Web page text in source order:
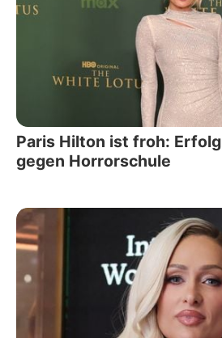
Paris Hilton ist froh:
gegen Horrorschule